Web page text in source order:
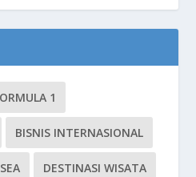
1
BISNIS INTERNASIONAL
DESTINASI WISATA